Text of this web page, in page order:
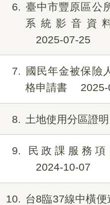
6
臺中市豐原區公
系統影音資
2025-07-25
7
國民年金被保險
格申請書
8 土地使用分區證明
9
民政課服務
2024-10-07
10
台8臨37線中橫